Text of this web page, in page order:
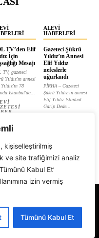
kişiselleştirilmiş
ve site trafiğimizi analiz
Kabul Et’
izin vermiş
Tümünü Kabul Et
TV’den Elif
İçin
Mesajı
TV, gazeteci
Yıldız'ın annesi
78
İstanbul'da...
ALEVI
HABERLERI
Gazeteci Şükrü
Yıldız’ın Annesi
Elif Yıldız
nefeslerle
uğurlandı
PİRHA – Gazeteci
Şükrü Yıldız’ın annesi
Elif Yıldız İstanbul
Garip Dede...